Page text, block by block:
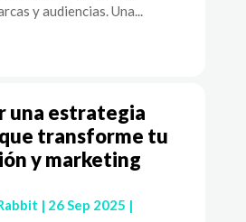
y audiencias. Una...
una estrategia
transforme tu
y marketing
| 26 Sep 2025 |